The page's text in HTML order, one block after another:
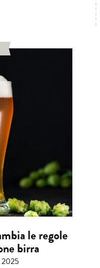
le regole
birra
2025